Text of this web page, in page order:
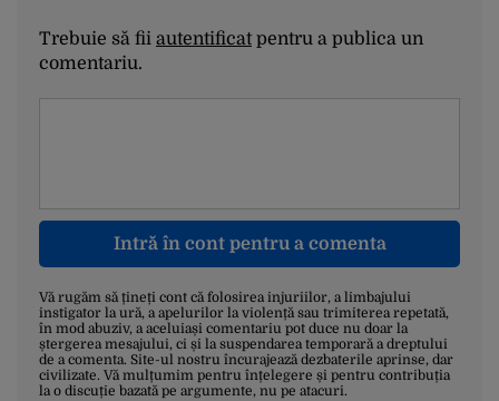
Trebuie să fii autentificatpentru a publica un
comentariu.
Intră în cont pentru a comenta
Vă rugăm să țineți cont că folosirea injuriilor, a limbajului
instigator la ură, a apelurilor la violență sau trimiterea repetată,
în mod abuziv, a aceluiași comentariu pot duce nu doar la
ștergerea mesajului, ci și la suspendarea temporară a dreptului
de a comenta. Site-ul nostru încurajează dezbaterile aprinse, dar
civilizate. Vă mulțumim pentru înțelegere și pentru contribuția
la o discuție bazată pe argumente, nu pe atacuri.